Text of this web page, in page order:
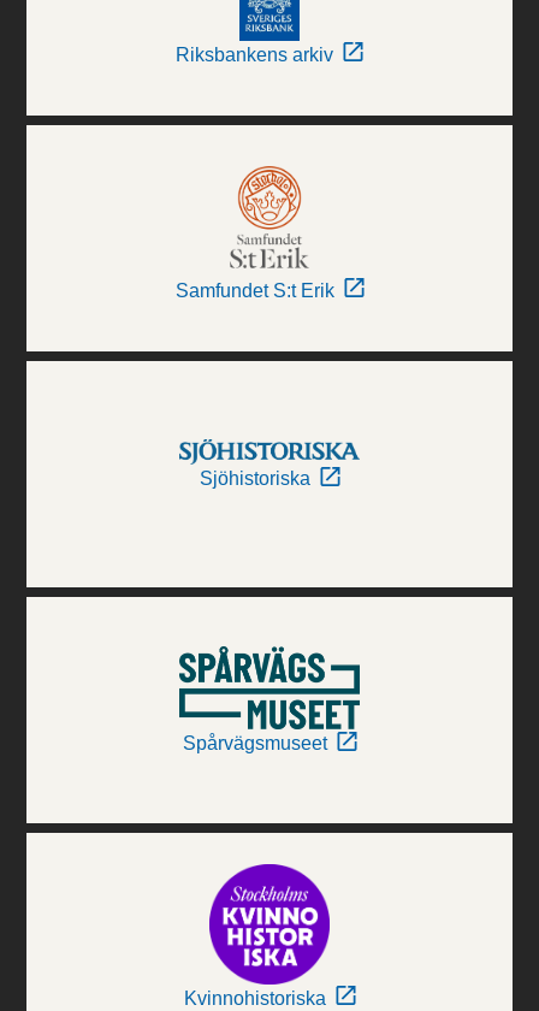
Riksbankens arkiv
Samfundet S:t Erik
Sjöhistoriska
Spårvägsmuseet
Kvinnohistoriska